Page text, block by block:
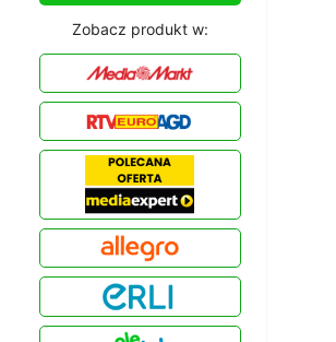
Zobacz produkt w: